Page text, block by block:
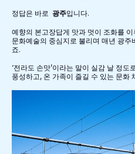
정답은 바로 광주입니다.
예향의 본고장답게 맛과 멋이 조화를
문화예술의 중심지로 불리며 매년 광
죠.
‘전라도 손맛’이라는 말이 실감 날 정
풍성하고, 온 가족이 즐길 수 있는 문화